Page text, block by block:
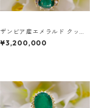
ザンビア産エメラルド クッシ
ョンカット ダイヤモンドリン
グ
¥3,200,000